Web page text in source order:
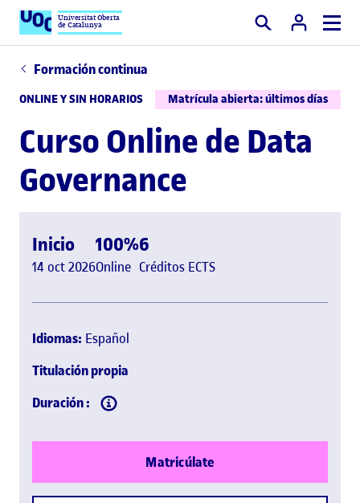
Universitat Oberta
de Catalunya Buscar
Formación continua
ONLINE Y SIN HORARIOS Matrícula abierta: últimos días
Curso Online de Data
Governance
Inicio
14 oct 2026
100%
Online
6
Créditos ECTS
Idiomas: Español
Titulación propia
Duración :
Matricúlate